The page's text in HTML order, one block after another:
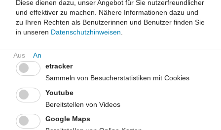
Hintergrund: Im LfGA NRW erfasst die Zentrale Stelle Gesunde
Kindheit (ZSGK) alle durchgeführten
Monaten und fünfeinhalb Jahren (U5 bis U9) in Nordrhein-
Westfalen. Diese sind zwar freiwillig, bilden aber einen wichtigen
Baustein für das gesunde Aufwachsen von Kindern. Werden
Untersuchungsangebote nicht wahrgenommen, versendet das
LfGA NRW Erinnerungsschreiben an die
Erziehungsberechtigten, in denen auf die Bedeutung der U-
Untersuchungen hingewiesen wird. Seit Einführung des
Erinnerungsverfahrens 2008 auf Grundlage einer gesetzlichen
Diese dienen dazu, unser Angebot für Sie nutzerfreundlicher
und effektiver zu machen.
Nähere Informationen dazu und
zu Ihren Rechten als Benutzerinnen und Benutzer finden Sie
in unseren Datenschutzhinweisen
etracker
Sammeln von Besucherstatistiken mit Cookies
Youtube
Bereitstellen von Videos
Google Maps